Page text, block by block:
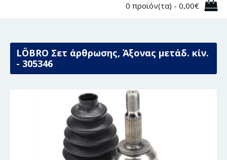
0 προϊόν(τα) - 0,00€
LÖBRO Σετ άρθρωσης, Άξονας μετάδ. κίν.
- 305346